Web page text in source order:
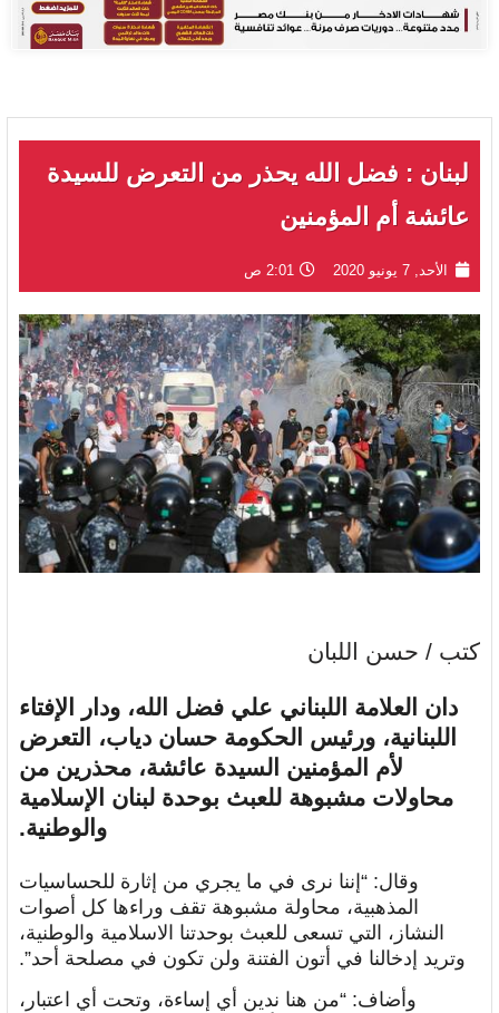
لبنان : فضل الله يحذر من التعرض للسيدة
عائشة أم المؤمنين
الأحد, 7 يونيو 2020 2:01 ص
كتب / حسن اللبان
دان العلامة اللبناني علي فضل الله، ودار الإفتاء
اللبنانية، ورئيس الحكومة حسان دياب، التعرض
لأم المؤمنين السيدة عائشة، محذرين من
محاولات مشبوهة للعبث بوحدة لبنان الإسلامية
والوطنية.
وقال: “إننا نرى في ما يجري من إثارة للحساسيات
المذهبية، محاولة مشبوهة تقف وراءها كل أصوات
النشاز، التي تسعى للعبث بوحدتنا الاسلامية والوطنية،
وتريد إدخالنا في أتون الفتنة ولن تكون في مصلحة أحد”.
وأضاف: “من هنا ندين أي إساءة، وتحت أي اعتبار،